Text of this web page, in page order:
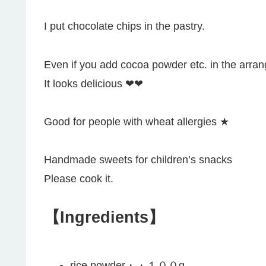
I put chocolate chips in the pastry.
Even if you add cocoa powder etc. in the
It looks delicious ❤︎❤︎
Good for people with wheat allergies ★
Handmade sweets for children’s snacks
Please cook it.
【Ingredients】